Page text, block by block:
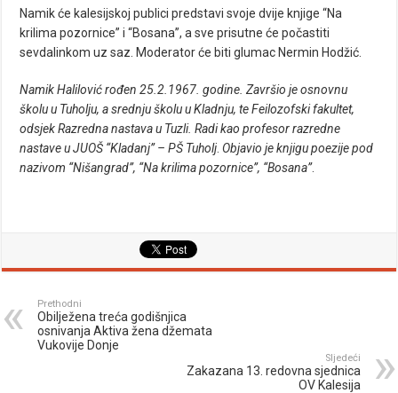
Namik će kalesijskoj publici predstavi svoje dvije knjige “Na
krilima pozornice” i “Bosana”, a sve prisutne će počastiti
sevdalinkom uz saz. Moderator će biti glumac Nermin Hodžić.
Namik Halilović rođen 25.2.1967. godine. Završio je osnovnu
školu u Tuholju, a srednju školu u Kladnju, te Feilozofski fakultet,
odsjek Razredna nastava u Tuzli. Radi kao profesor razredne
nastave u JUOŠ “Kladanj” – PŠ Tuholj Objavio je knjigu poezije pod
nazivom “Nišangrad”, “Na krilima pozornice”, “Bosana”.
Prethodni
Obilježena treća godišnjica
osnivanja Aktiva žena džemata
Vukovije Donje
Sljedeći
Zakazana 13. redovna sjednica
OV Kalesija